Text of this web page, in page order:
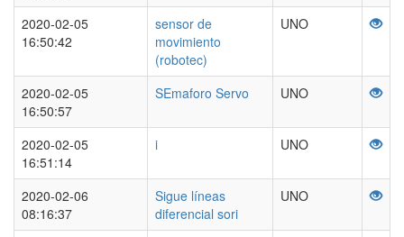
2020-02-05
16:50:42
sensor de
movimiento
(robotec)
UNO
2020-02-05
16:50:57
SEmaforo Servo UNO
2020-02-05
16:51:14
i UNO
2020-02-06
08:16:37
Sigue líneas
diferencial sori
UNO